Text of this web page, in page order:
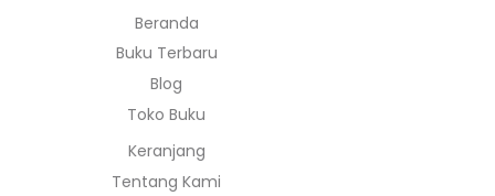
Beranda
Buku Terbaru
Blog
Toko Buku
Keranjang
Tentang Kami